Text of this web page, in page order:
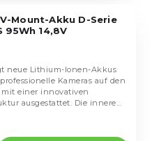
V-Mount-Akku D-Serie
95Wh 14,8V
neue Lithium-Ionen-Akkus
Kameras auf den
mit einer innovativen
ausgestattet. Die innere...